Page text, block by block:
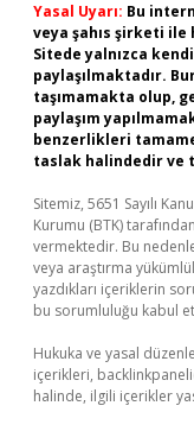
Yasal Uyarı: Bu
veya şahıs şirketi ile
Sitede yalnızca
paylaşılmaktadır.
taşımamakta olup,
paylaşım
benzerlikleri
taslak halindedir ve
Sitemiz, 5651 Sayılı
Kurumu (BTK)
vermektedir. Bu
veya araştırma
yazdıkları içeriklerin
bu sorumluluğu kabul
Hukuka ve yasal
içerikleri,
halinde, ilgili içerikler